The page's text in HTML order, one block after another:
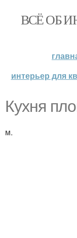
ВСЁ ОБ
интерьер для
Кухня
м.